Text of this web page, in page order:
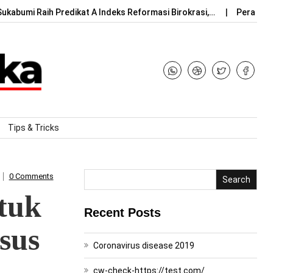
Raih Predikat A Indeks Reformasi Birokrasi,… Peran
Tips & Tricks
0 Comments Search
Recent Posts
Coronavirus disease 2019
cw-check-https://test.com/